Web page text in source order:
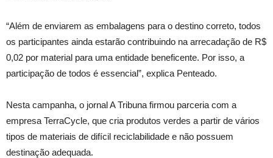
“Além de enviarem as embalagens para o destino correto, todos
os participantes ainda estarão contribuindo na arrecadação de R$
0,02 por material para uma entidade beneficente. Por isso, a
participação de todos é essencial”, explica Penteado.
Nesta campanha, o jornal A Tribuna firmou parceria com a
empresa TerraCycle, que cria produtos verdes a partir de vários
tipos de materiais de difícil reciclabilidade e não possuem
destinação adequada.